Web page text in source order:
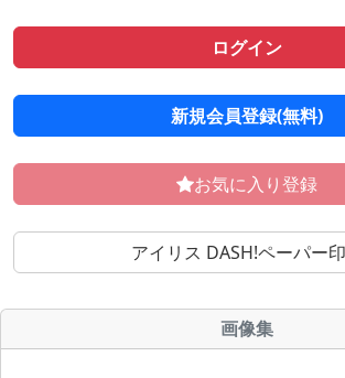
ログイン
新規会員登録(無料)
お気に入り登録
アイリス DASH!ペーパー
画像集